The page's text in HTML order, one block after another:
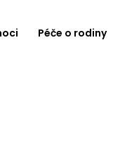
Péče o rodiny